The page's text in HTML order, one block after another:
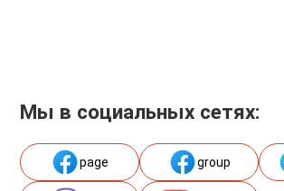
Мы в социальных сетях:
page group